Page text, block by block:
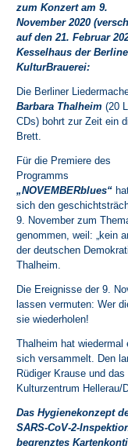
zum Konzert am 9.
November 2020
auf den 21. Februar
Kesselhaus der
KulturBrauerei:
Die Berliner
Barbara Thalheim(20
CDs) bohrt zur Zeit ein
Brett.
Für die Premiere des
Programms
„NOVEMBERblues“
sich den
9. November zum
genommen, weil: „kein
der deutschen
Thalheim.
Die Ereignisse der 9.
lassen vermuten: Wer
sie wiederholen!
Thalheim hat
sich versammelt. Den
Rüdiger Krause und das
Kulturzentrum Hellerau/
Das Hygienekonzept
SARS-CoV-2-
begrenztes